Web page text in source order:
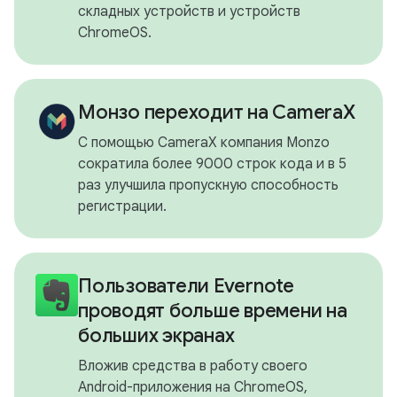
складных устройств и устройств
ChromeOS.
Монзо переходит на CameraX
С помощью CameraX компания Monzo
сократила более 9000 строк кода и в 5
раз улучшила пропускную способность
регистрации.
Пользователи Evernote
проводят больше времени на
больших экранах
Вложив средства в работу своего
Android-приложения на ChromeOS,